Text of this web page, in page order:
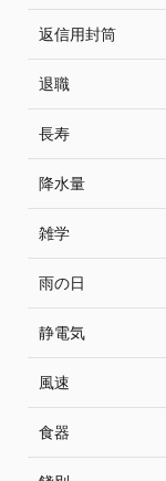
返信用封筒
退職
長寿
降水量
雑学
雨の日
静電気
風速
食器